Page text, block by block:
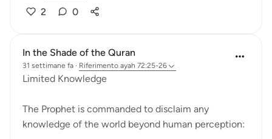
2 0
In the Shade of the Quran
31 settimane fa · Riferimento ayah 72:25-26
Limited Knowledge
The Prophet is commanded to disclaim any
knowledge of the world beyond human perception: